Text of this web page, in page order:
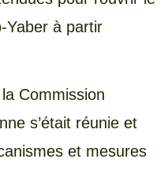
Yaber à partir
Commission
s’était réunie et
et mesures